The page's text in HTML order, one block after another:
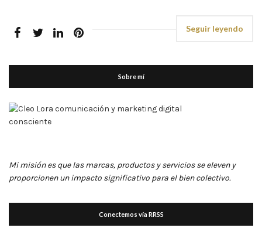
Seguir leyendo
Sobre mí
Mi misión es que las marcas, productos y servicios se eleven y
proporcionen un impacto significativo para el bien colectivo.
Conectemos vía RRSS